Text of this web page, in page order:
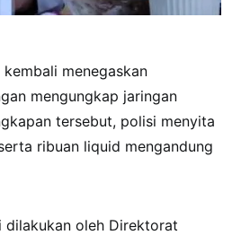
menegaskan
mengungkap jaringan
tersebut, polisi menyita
ribuan liquid mengandung
dilakukan oleh Direktorat